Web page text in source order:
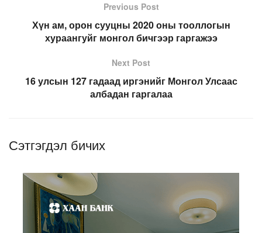
Previous Post
Хүн ам, орон сууцны 2020 оны тооллогын
хураангуйг монгол бичгээр гаргажээ
Next Post
16 улсын 127 гадаад иргэнийг Монгол Улсаас
албадан гаргалаа
Сэтгэгдэл бичих